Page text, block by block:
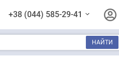
+38 (044) 585-29-41
НАЙТИ